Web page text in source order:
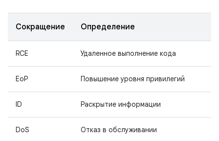
Сокращение Определение
RCE Удаленное выполнение кода
EoP Повышение уровня привилегий
ID Раскрытие информации
DoS Отказ в обслуживании